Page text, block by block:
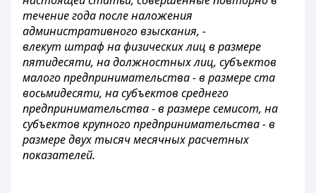
течение года после наложения
административного взыскания, -
влекут штраф на физических лиц в размере
пятидесяти, на должностных лиц, субъектов
малого предпринимательства - в размере ста
восьмидесяти, на субъектов среднего
предпринимательства - в размере семисот, на
субъектов крупного предпринимательства - в
размере двух тысяч месячных расчетных
показателей.